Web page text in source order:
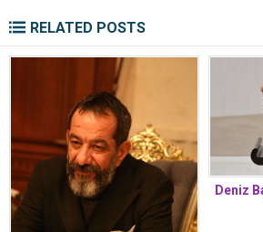
RELATED POSTS
Deniz